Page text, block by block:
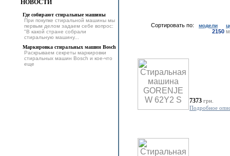
НОВОСТИ
Где собирают стиральные машины
При покупке стиральной машины мы
первым делом задаем себе вопрос:
"В какой стране собрали
стиральную машину...
Маркировка стиральных машин Bosch
Раскрываем секреты маркировки
стиральных машин Bosch и кое-что
еще
Сортировать по: модели
2150
7373 грн.
Подробное